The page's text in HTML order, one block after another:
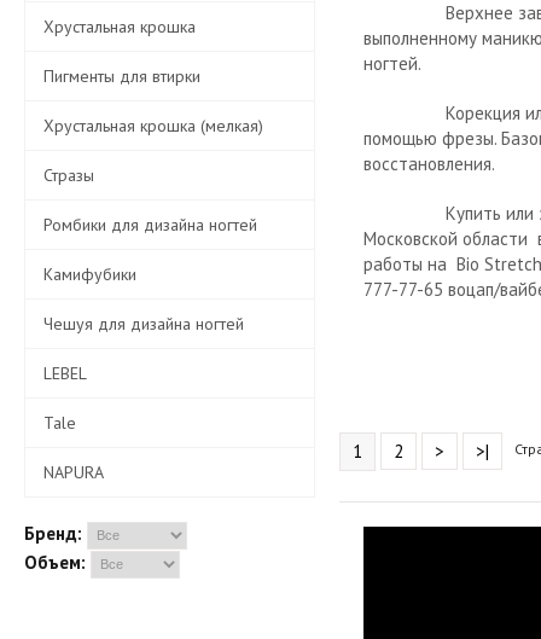
Хрустальная крошка
Пигменты для втирки
Хрустальная крошка (мелкая)
Стразы
Ромбики для дизайна ногтей
Камифубики
Чешуя для дизайна ногтей
LEBEL
Tale
NAPURA
Бренд:
Объем:
Верхнее
выполненному
ногтей.
Корекция или
помощью фрезы.
восстановления.
Купить или
Московской области
работы на Bio
777-77-65 воцап/
1 2 > >|